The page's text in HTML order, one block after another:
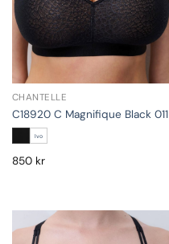
CHANTELLE
C18920 C Magnifique Black 011
Ivo
850 kr